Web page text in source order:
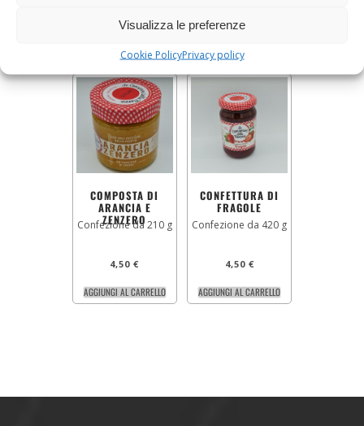
Visualizza le preferenze
Cookie PolicyPrivacy policy
AGGIUNGI AL CARRELLO AGGIUNGI AL CARRELLO
COMPOSTA DI
ARANCIA E
ZENZERO
Confezione da 210 g
4,50€
AGGIUNGI AL CARRELLO
CONFETTURA DI
FRAGOLE
Confezione da 420 g
4,50 €
AGGIUNGI AL CARRELLO